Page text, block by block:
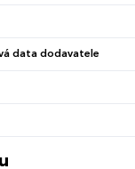
data dodavatele